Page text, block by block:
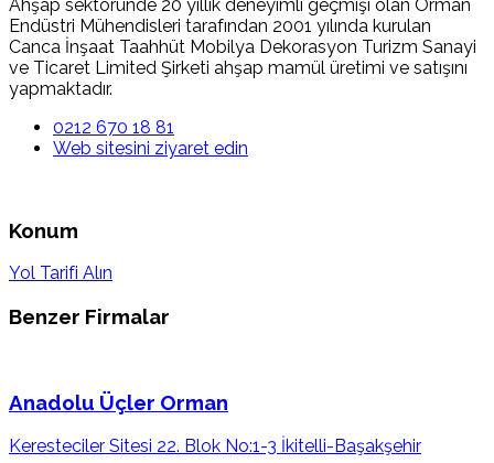
Ahşap sektöründe 20 yıllık deneyimli geçmişi olan Orman
Endüstri Mühendisleri tarafından 2001 yılında kurulan
Canca İnşaat Taahhüt Mobilya Dekorasyon Turizm Sanayi
ve Ticaret Limited Şirketi ahşap mamül üretimi ve satışını
yapmaktadır.
0212 670 18 81
Web sitesini ziyaret edin
Konum
Yol Tarifi Alın
Benzer Firmalar
Anadolu Üçler Orman
Keresteciler Sitesi 22. Blok No:1-3 İkitelli-Başakşehir